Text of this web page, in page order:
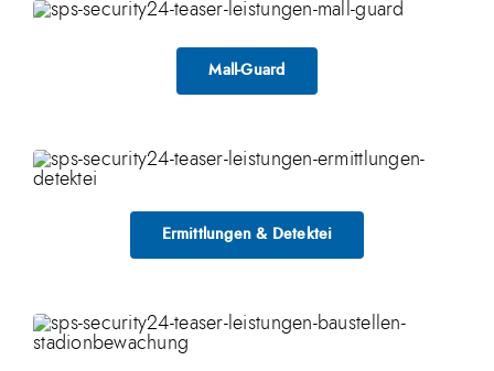
Mall-Guard
Ermittlungen & Detektei